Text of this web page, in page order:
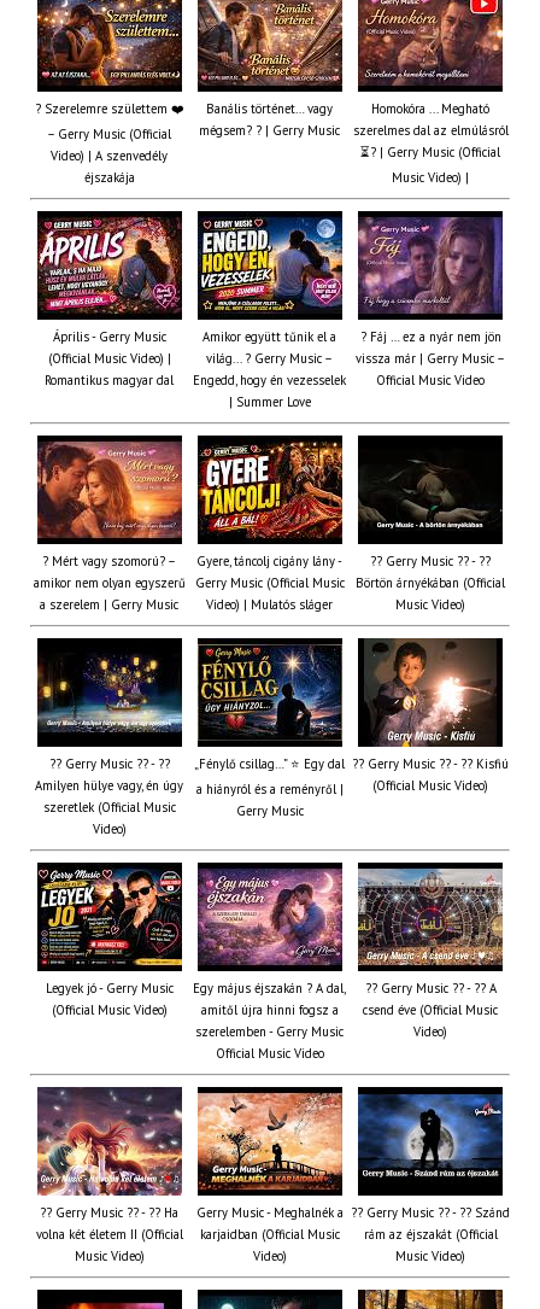
? Szerelemre születtem ❤️
– Gerry Music (Official
Video) | A szenvedély
éjszakája
Banális történet… vagy
mégsem? ? | Gerry Music
Homokóra ... Megható
szerelmes dal az elmúlásról
⏳? | Gerry Music (Official
Music Video) |
Április - Gerry Music
(Official Music Video) |
Romantikus magyar dal
Amikor együtt tűnik el a
világ... ? Gerry Music –
Engedd, hogy én vezesselek
| Summer Love
? Fáj … ez a nyár nem jön
vissza már | Gerry Music –
Official Music Video
? Mért vagy szomorú? –
amikor nem olyan egyszerű
a szerelem | Gerry Music
Gyere, táncolj cigány lány -
Gerry Music (Official Music
Video) | Mulatós sláger
?? Gerry Music ?? - ??
Börtön árnyékában (Official
Music Video)
?? Gerry Music ?? - ??
Amilyen hülye vagy, én úgy
szeretlek (Official Music
Video)
„Fénylő csillag…” ⭐ Egy dal
a hiányról és a reményről |
Gerry Music
?? Gerry Music ?? - ?? Kisfiú
(Official Music Video)
Legyek jó - Gerry Music
(Official Music Video)
Egy május éjszakán ? A dal,
amitől újra hinni fogsz a
szerelemben - Gerry Music
Official Music Video
?? Gerry Music ?? - ?? A
csend éve (Official Music
Video)
?? Gerry Music ?? - ?? Ha
volna két életem II (Official
Music Video)
Gerry Music - Meghalnék a
karjaidban (Official Music
Video)
?? Gerry Music ?? - ?? Szánd
rám az éjszakát (Official
Music Video)